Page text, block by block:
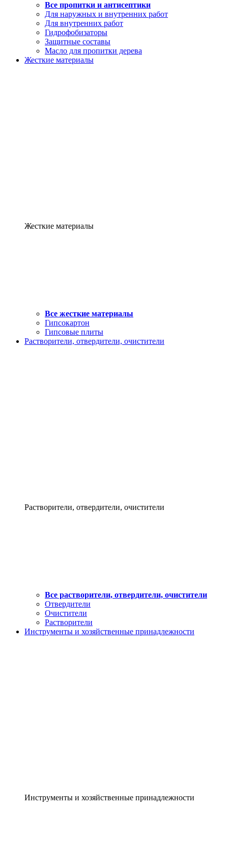
Все пропитки и антисептики
Для наружных и внутренних работ
Для внутренних работ
Гидрофобизаторы
Защитные составы
Масло для пропитки дерева
Жесткие материалы
Жесткие материалы
Все жесткие материалы
Гипсокартон
Гипсовые плиты
Растворители, отвердители, очистители
Растворители, отвердители, очистители
Все растворители, отвердители, очистители
Отвердители
Очистители
Растворители
Инструменты и хозяйственные принадлежности
Инструменты и хозяйственные принадлежности